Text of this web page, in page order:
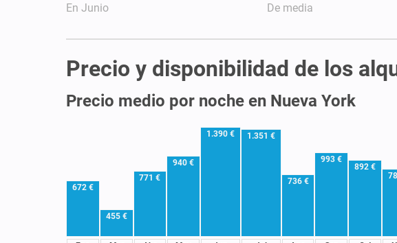
En Junio De media
Precio y disponibilidad de los
Precio medio por noche en Nueva York
672 €
455 €
771 €
940 €
1.390 € 1.351 €
736 €
993 €
892 €